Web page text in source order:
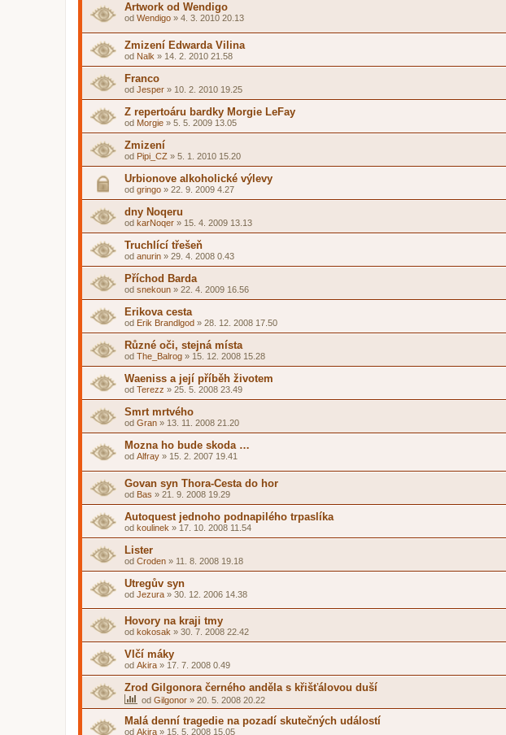
Artwork od Wendigo
od Wendigo » 4. 3. 2010 20.13
Zmizení Edwarda Vilina
od Nalk » 14. 2. 2010 21.58
Franco
od Jesper » 10. 2. 2010 19.25
Z repertoáru bardky Morgie LeFay
od Morgie » 5. 5. 2009 13.05
Zmizení
od Pipi_CZ » 5. 1. 2010 15.20
Urbionove alkoholické výlevy
od gringo » 22. 9. 2009 4.27
dny Noqeru
od karNoqer » 15. 4. 2009 13.13
Truchlící třešeň
od anurin » 29. 4. 2008 0.43
Příchod Barda
od snekoun » 22. 4. 2009 16.56
Erikova cesta
od Erik Brandlgod » 28. 12. 2008 17.50
Různé oči, stejná místa
od The_Balrog » 15. 12. 2008 15.28
Waeniss a její příběh životem
od Terezz » 25. 5. 2008 23.49
Smrt mrtvého
od Gran » 13. 11. 2008 21.20
Mozna ho bude skoda …
od Alfray » 15. 2. 2007 19.41
Govan syn Thora-Cesta do hor
od Bas » 21. 9. 2008 19.29
Autoquest jednoho podnapilého trpaslíka
od koulinek » 17. 10. 2008 11.54
Lister
od Croden » 11. 8. 2008 19.18
Utregův syn
od Jezura » 30. 12. 2006 14.38
Hovory na kraji tmy
od kokosak » 30. 7. 2008 22.42
Vlčí máky
od Akira » 17. 7. 2008 0.49
Zrod Gilgonora černého anděla s křišťálovou duší
od Gilgonor » 20. 5. 2008 20.22
Malá denní tragedie na pozadí skutečných událostí
od Akira » 15. 5. 2008 15.05